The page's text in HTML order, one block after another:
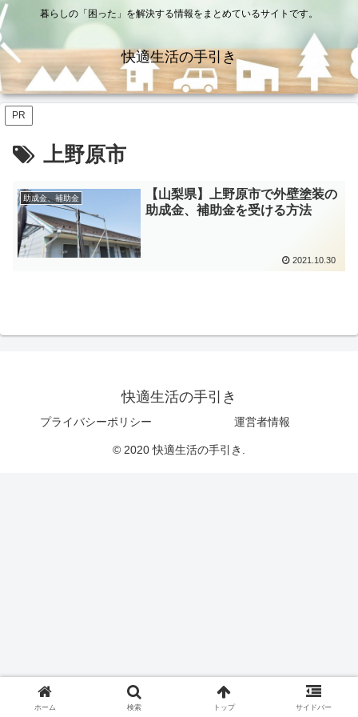
暮らしの「困った」を解決する情報をまとめているサイトです。
快適生活の手引き
PR
上野原市
助成金、補助金
【山梨県】上野原市で外壁塗装の
助成金、補助金を受ける方法
2021.10.30
快適生活の手引き
プライバシーポリシー 運営者情報
© 2020 快適生活の手引き.
ホーム 検索 トップ サイドバー